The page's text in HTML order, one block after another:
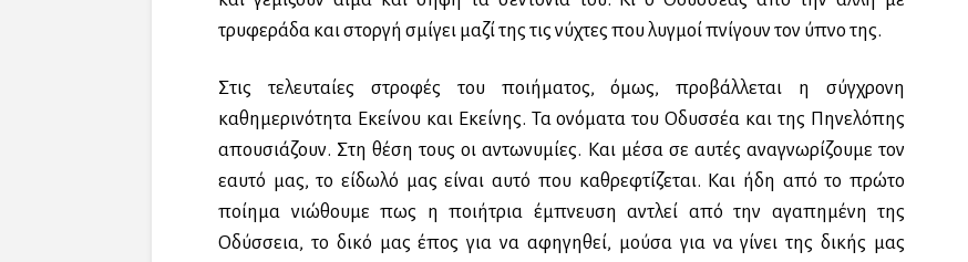
τρυφεράδα και στοργή σμίγει μαζί της τις νύχτες που λυγμοί πνίγουν τον ύπνο της.
Στις τελευταίες στροφές του ποιήματος, όμως, προβάλλεται η σύγχρονη
καθημερινότητα Εκείνου και Εκείνης. Τα ονόματα του Οδυσσέα και της Πηνελόπης
απουσιάζουν. Στη θέση τους οι αντωνυμίες. Και μέσα σε αυτές αναγνωρίζουμε τον
εαυτό μας, το είδωλό μας είναι αυτό που καθρεφτίζεται. Και ήδη από το πρώτο
ποίημα νιώθουμε πως η ποιήτρια έμπνευση αντλεί από την αγαπημένη της
Οδύσσεια, το δικό μας έπος για να αφηγηθεί, μούσα για να γίνει της δικής μας